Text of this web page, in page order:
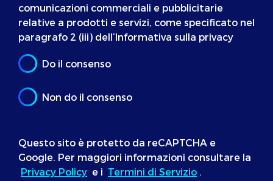
comunicazioni commerciali e pubblicitarie
relative a prodotti e servizi, come specificato nel
paragrafo 2 (iii) dell’Informativa sulla privacy
Do il consenso
Non do il consenso
Questo sito è protetto da reCAPTCHA e
Google. Per maggiori informazioni consultare la
Privacy Policy e i Termini di Servizio .